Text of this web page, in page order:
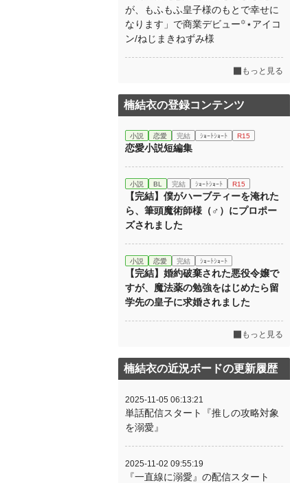
が、もふもふ皇子様のもとで幸せに
なります」で商業デビュー꙳⋆アイコ
ン/ねじまきねずみ様
もっと見る
楠結衣の登録コンテンツ
小説 恋愛 完結 ｼｮｰﾄｼｮｰﾄ R15
恋愛小説短編集
小説 BL 完結 ｼｮｰﾄｼｮｰﾄ R15
【完結】僕がハーブティーを淹れた
ら、筆頭魔術師様（♂）にプロポー
ズされました
小説 恋愛 完結 ｼｮｰﾄｼｮｰﾄ
【完結】婚約破棄された悪役令嬢で
すが、魔法薬の勉強をはじめたら留
学先の皇子に求婚されました
もっと見る
楠結衣の近況ボードの更新履歴
2025-11-05 06:13:21
単話配信スタート『推しの攻略対象
を溺愛』
2025-11-02 09:55:19
『一直線に溺愛』の配信スタート